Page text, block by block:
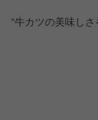
“牛カツの美味し
2025年には大阪
世界各国から来